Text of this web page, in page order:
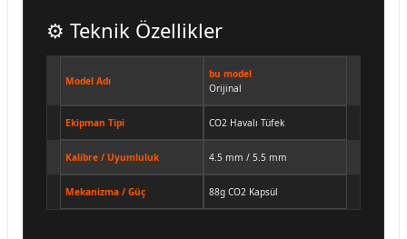
⚙️ Teknik Özellikler
Model Adı
bu model
Orijinal
Ekipman Tipi CO2 Havalı Tüfek
Kalibre / Uyumluluk 4.5 mm / 5.5 mm
Mekanizma / Güç 88g CO2 Kapsül